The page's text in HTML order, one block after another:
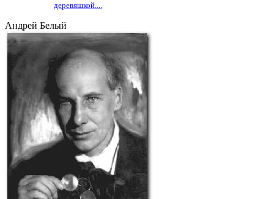
деревяшкой....
Андрей Белый